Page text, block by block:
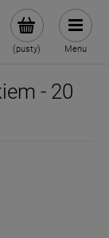
(pusty) Menu
- 20